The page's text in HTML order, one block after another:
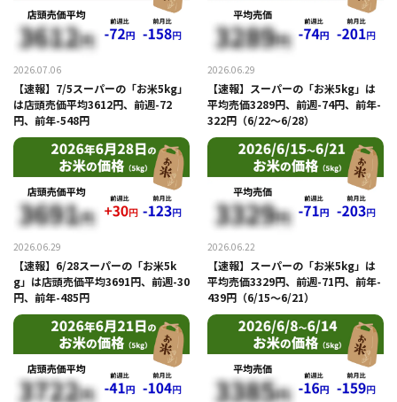
2026.07.06
【速報】7/5スーパーの「お米5kg」
は店頭売価平均3612円、前週-72
円、前年-548円
2026.06.29
【速報】スーパーの「お米5kg」は
平均売価3289円、前週-74円、前年-
322円（6/22～6/28）
2026.06.29
【速報】6/28スーパーの「お米5k
g」は店頭売価平均3691円、前週-30
円、前年-485円
2026.06.22
【速報】スーパーの「お米5kg」は
平均売価3329円、前週-71円、前年-
439円（6/15～6/21）